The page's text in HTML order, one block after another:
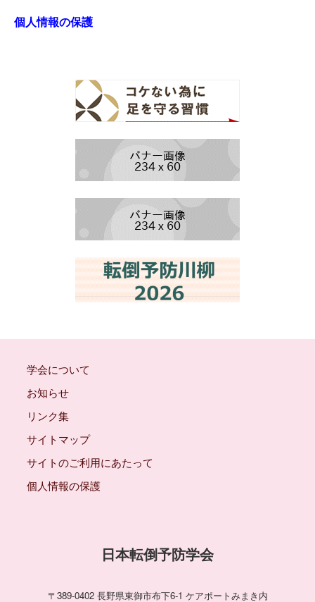
個人情報の保護
学会について
お知らせ
リンク集
サイトマップ
サイトのご利用にあたって
個人情報の保護
日本転倒予防学会
〒389-0402 長野県東御市布下6-1 ケアポートみまき内